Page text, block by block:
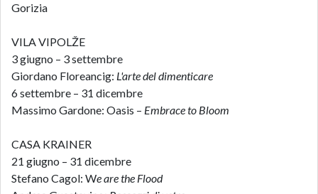
Gorizia
VILA VIPOLŽE
3 giugno – 3 settembre
Giordano Floreancig: L'arte del dimenticare
6 settembre – 31 dicembre
Massimo Gardone: Oasis – Embrace to Bloom
CASA KRAINER
21 giugno – 31 dicembre
Stefano Cagol: We are the Flood